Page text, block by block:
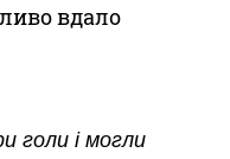
вдало
голи і могли